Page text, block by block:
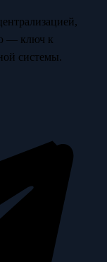
— ключ к
системы.